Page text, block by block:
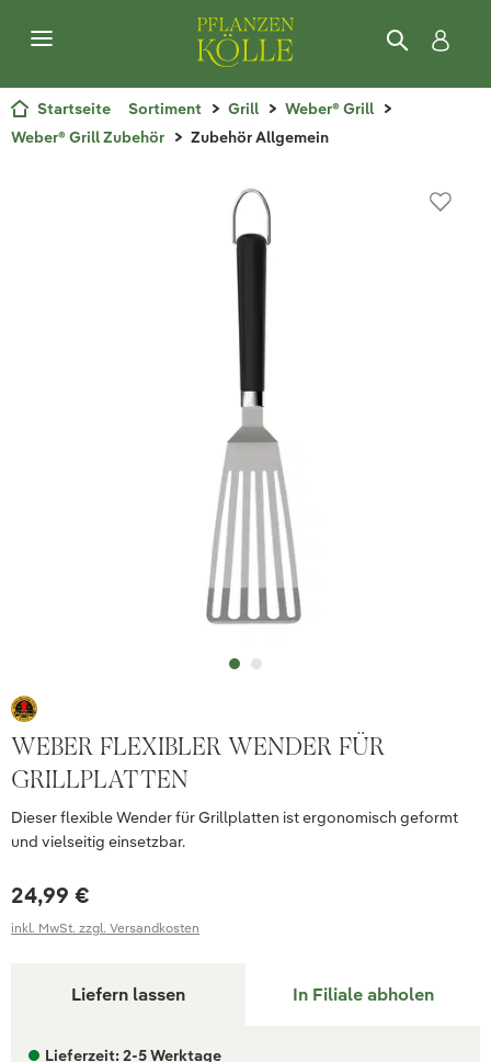
Startseite Sortiment Grill
Weber® Grill
Weber® Grill Zubehör
Zubehör Allgemein
WEBER FLEXIBLER WENDER FÜR
GRILLPLATTEN
Dieser flexible Wender für Grillplatten ist ergonomisch geformt
und vielseitig einsetzbar.
24,99 €
inkl. MwSt. zzgl. Versandkosten
Liefern lassen In Filiale abholen
Lieferzeit: 2-5 Werktage